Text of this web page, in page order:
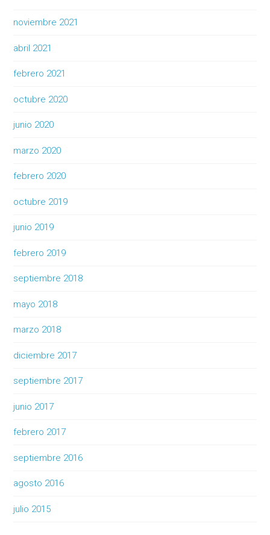
noviembre 2021
abril 2021
febrero 2021
octubre 2020
junio 2020
marzo 2020
febrero 2020
octubre 2019
junio 2019
febrero 2019
septiembre 2018
mayo 2018
marzo 2018
diciembre 2017
septiembre 2017
junio 2017
febrero 2017
septiembre 2016
agosto 2016
julio 2015